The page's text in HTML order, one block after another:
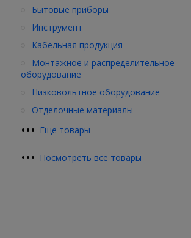
••• Еще товары
Бытовые приборы
Инструмент
Кабельная продукция
Монтажное и распределительное
оборудование
Низковольтное оборудование
Отделочные материалы
••• Посмотреть все товары